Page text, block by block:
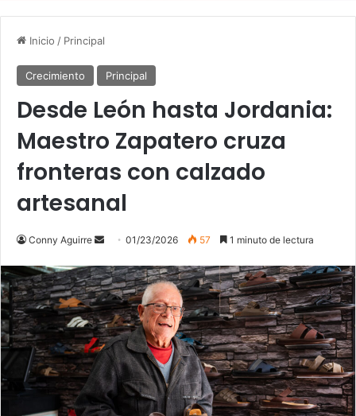
Inicio / Principal
Crecimiento Principal
Desde León hasta Jordania:
Maestro Zapatero cruza
fronteras con calzado
artesanal
Conny Aguirre
Send
email
01/23/2026 57 1 minuto de lectura